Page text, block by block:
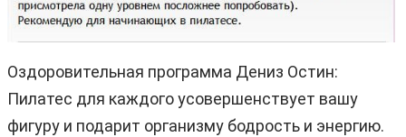
Оздоровительная программа Дениз Остин:
Пилатес для каждого усовершенствует вашу
фигуру и подарит организму бодрость и энергию.